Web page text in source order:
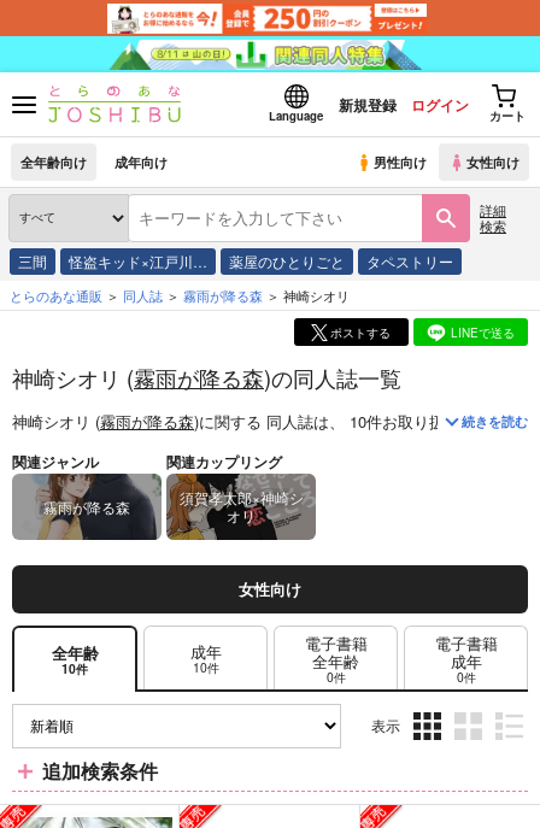
Language
新規登録 ログイン
カート
全年齢向け 成年向け 男性向け 女性向け
詳細
検索
三間 怪盗キッド×江戸川… 薬屋のひとりごと タペストリー
とらのあな通販 同人誌 霧雨が降る森 神崎シオリ
ポストする LINEで送る
神崎シオリ (霧雨が降る森)の同人誌一覧
神崎シオリ (霧雨が降る森)に関する 同人誌は、 10件お取り扱いがござい
続きを読む
関連ジャンル
霧雨が降る森
関連カップリング
須賀孝太郎×神崎シ
オリ
女性向け
全年齢
10件
成年
10件
電子書籍
全年齢
0件
電子書籍
成年
0件
表示
ム
表
ム
表
ム
表
追加検索条件